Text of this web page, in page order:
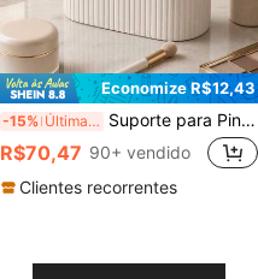
Economize R$12,43
-15% Últimas 8 hrs Suporte para Pincéis de Maquiagem/Caixa de Exibição de Cosméticos em Couro PU/Suporte para Pincéis de Maquiagem Listrado Retrô - Adequado para Decoração de Penteadeira, Bancada de Banheiro, Caixa de Exibição de Cosméticos para Armazenamento de Escrivaninha (Creme), Decoração de Sala de Maquiagem, Bolsa de Maquiagem, Essenciais de Viagem
R$70,47 90+ vendido
Clientes recorrentes